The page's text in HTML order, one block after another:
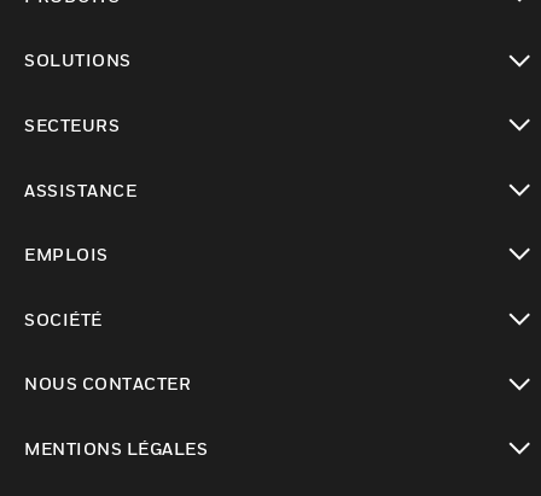
SOLUTIONS
SECTEURS
ASSISTANCE
EMPLOIS
SOCIÉTÉ
NOUS CONTACTER
MENTIONS LÉGALES